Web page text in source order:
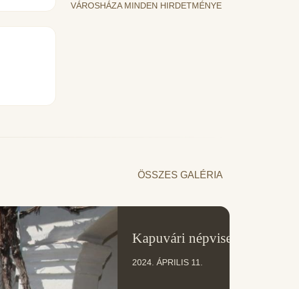
VÁROSHÁZA MINDEN HIRDETMÉNYE
ÖSSZES GALÉRIA
Kapuvári népviselet
2024. ÁPRILIS 11.